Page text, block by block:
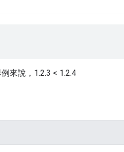
來說，1.2.3 < 1.2.4